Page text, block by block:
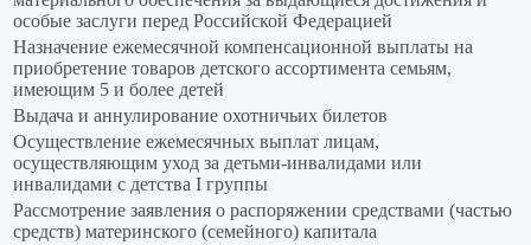
особые заслуги перед Российской Федерацией
Назначение ежемесячной компенсационной выплаты на
приобретение товаров детского ассортимента семьям,
имеющим 5 и более детей
Выдача и аннулирование охотничьих билетов
Осуществление ежемесячных выплат лицам,
осуществляющим уход за детьми-инвалидами или
инвалидами с детства I группы
Рассмотрение заявления о распоряжении средствами (частью
средств) материнского (семейного) капитала